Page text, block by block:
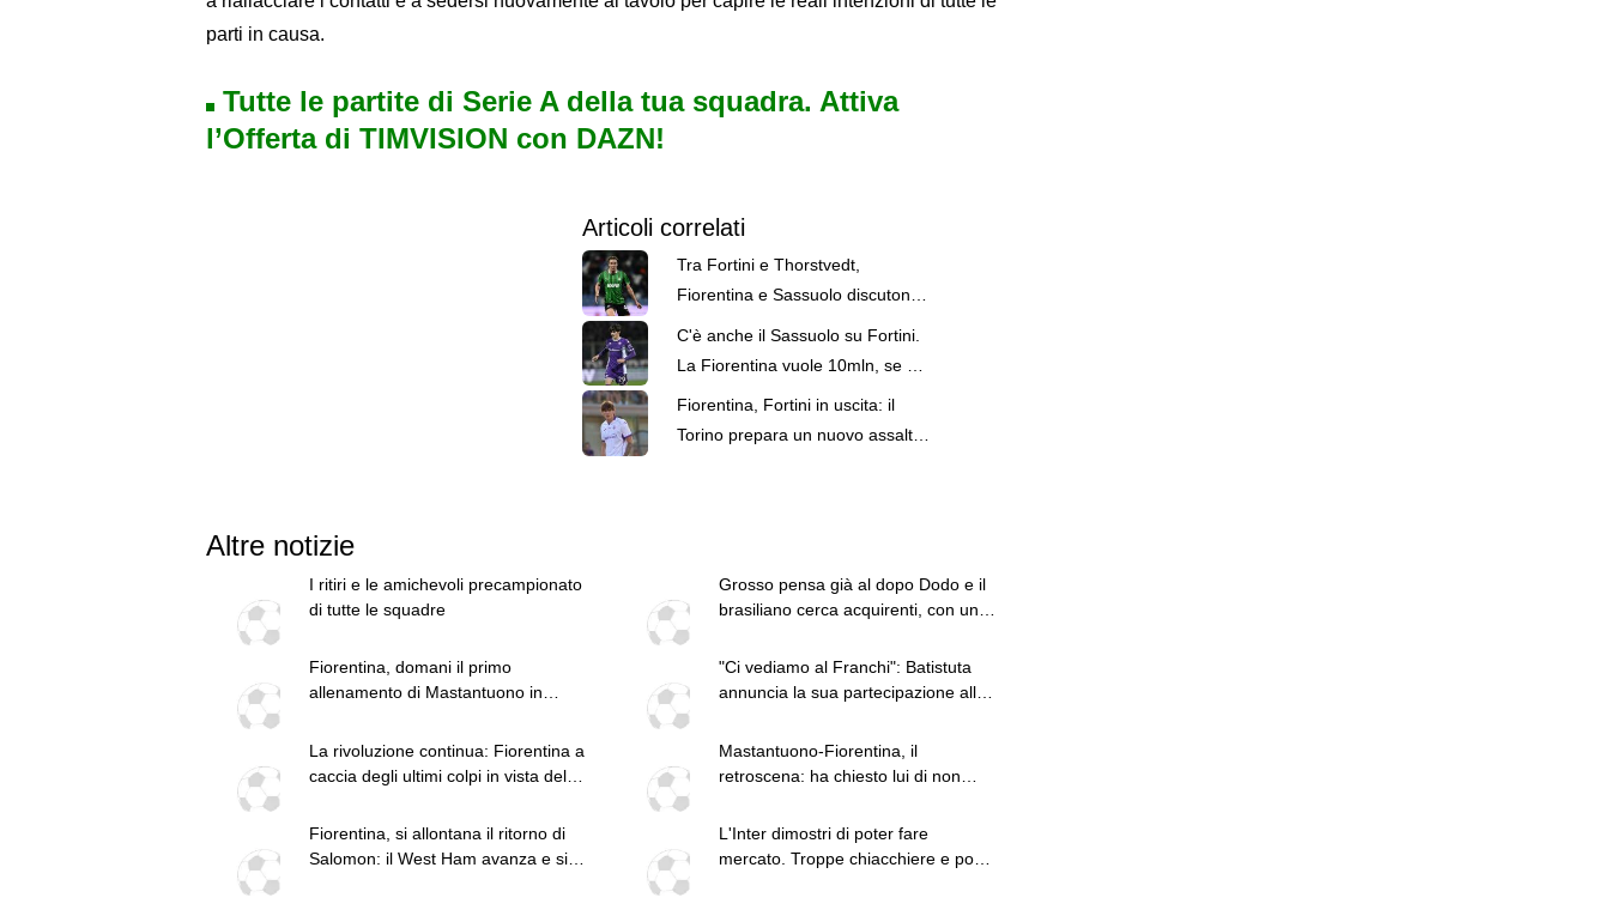
parti in causa.
Tutte le partite di Serie A della tua squadra. Attiva
l’Offerta di TIMVISION con DAZN!
Articoli correlati
Tra Fortini e Thorstvedt,
Fiorentina e Sassuolo discutono
C'è anche il Sassuolo su Fortini.
La Fiorentina vuole 10mln, se ne
parla per Thorstvedt
Fiorentina, Fortini in uscita: il
Torino prepara un nuovo assalto.
Altre notizie
I ritiri e le amichevoli precampionato
di tutte le squadre
Grosso pensa già al dopo Dodo e il
brasiliano cerca acquirenti, con un
Fiorentina, domani il primo
allenamento di Mastantuono in
"Ci vediamo al Franchi": Batistuta
annuncia la sua partecipazione alla
La rivoluzione continua: Fiorentina a
caccia degli ultimi colpi in vista del
Mastantuono-Fiorentina, il
retroscena: ha chiesto lui di non
Fiorentina, si allontana il ritorno di
Salomon: il West Ham avanza e si
L'Inter dimostri di poter fare
mercato. Troppe chiacchiere e pochi